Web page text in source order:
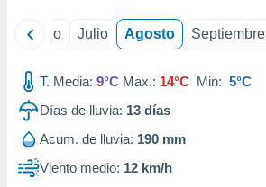
1199
Junio Julio Agosto Septiembre
T. Media: 9°C Max.: 14°C Min: 5°C
Días de lluvia: 13 días
Acum. de lluvia: 190 mm
Viento medio: 12 km/h